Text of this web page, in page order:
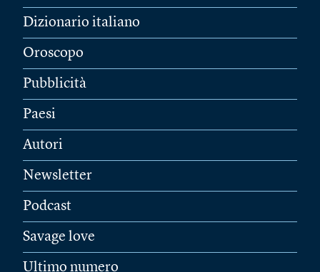
Dizionario italiano
Oroscopo
Pubblicità
Paesi
Autori
Newsletter
Podcast
Savage love
Ultimo numero